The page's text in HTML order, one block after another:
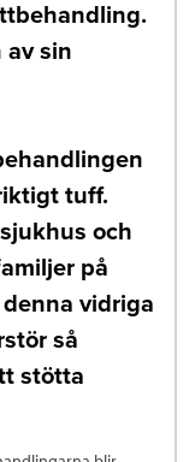
av sin
tuff.
och
på
vidriga
så
stötta